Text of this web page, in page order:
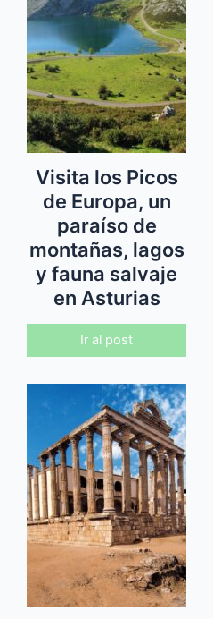
Visita los Picos
de Europa, un
paraíso de
montañas, lagos
y fauna salvaje
en Asturias
Ir al post